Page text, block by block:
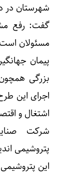
شهرستان در
گفت: رفع
مسئولان
پیمان
بزرگی
اجرای این
اشتغال و
شرکت
پتروشیمی